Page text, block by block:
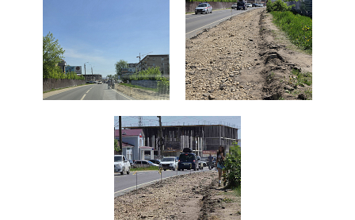
ПРЕДЛОЖИТЬ НОВОСТЬ